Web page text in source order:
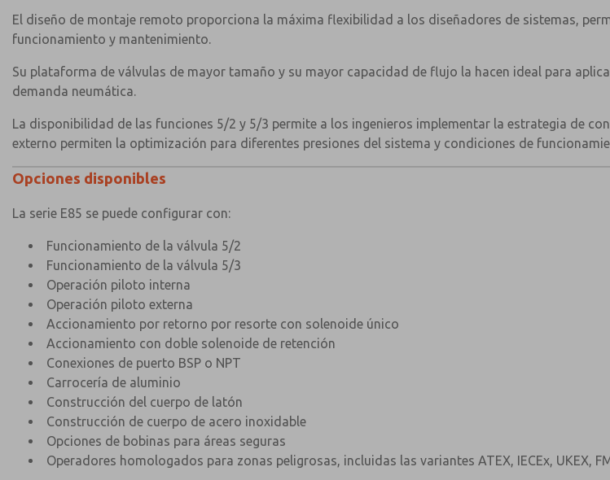
El diseño de montaje remoto proporciona la máxima flexibilidad a los diseñadores de sistemas,
funcionamiento y mantenimiento.
Su plataforma de válvulas de mayor tamaño y su mayor capacidad de flujo la hacen ideal para
demanda neumática.
La disponibilidad de las funciones 5/2 y 5/3 permite a los ingenieros implementar la estrategia de
externo permiten la optimización para diferentes presiones del sistema y condiciones de
Opciones disponibles
La serie E85 se puede configurar con:
Funcionamiento de la válvula 5/2
Funcionamiento de la válvula 5/3
Operación piloto interna
Operación piloto externa
Accionamiento por retorno por resorte con solenoide único
Accionamiento con doble solenoide de retención
Conexiones de puerto BSP o NPT
Carrocería de aluminio
Construcción del cuerpo de latón
Construcción de cuerpo de acero inoxidable
Opciones de bobinas para áreas seguras
Operadores homologados para zonas peligrosas, incluidas las variantes ATEX, IECEx, UKEX,